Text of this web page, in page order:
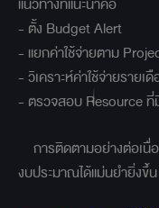
- ตั้ง Budget Alert
- แยกค่าใช้จ่ายตาม
- วิเคราะห์ค่าใช้จ่ายรายเ
- ตรวจสอบ Resource ที่
การติดตามอย่างต่อเนื่
งบประมาณได้แม่นยำยิ่งขึ้น